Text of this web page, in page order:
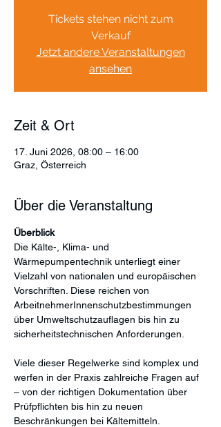
Tickets stehen nicht zum
Verkauf
Jetzt andere Veranstaltungen
ansehen
Zeit & Ort
17. Juni 2026, 08:00 – 16:00
Graz, Österreich
Über die Veranstaltung
Überblick
Die Kälte-, Klima- und
Wärmepumpentechnik unterliegt einer
Vielzahl von nationalen und europäischen
Vorschriften. Diese reichen von
ArbeitnehmerInnenschutzbestimmungen
über Umweltschutzauflagen bis hin zu
sicherheitstechnischen Anforderungen.
Viele dieser Regelwerke sind komplex und
werfen in der Praxis zahlreiche Fragen auf
– von der richtigen Dokumentation über
Prüfpflichten bis hin zu neuen
Beschränkungen bei Kältemitteln.